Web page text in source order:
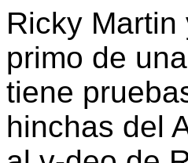
Ricky
primo de
tiene
hinchas del